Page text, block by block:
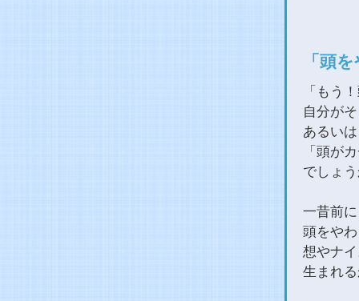
「頭
「もう
自分が
あるい
「頭が
でしょ
一昔前
頭をや
想やナ
生まれ